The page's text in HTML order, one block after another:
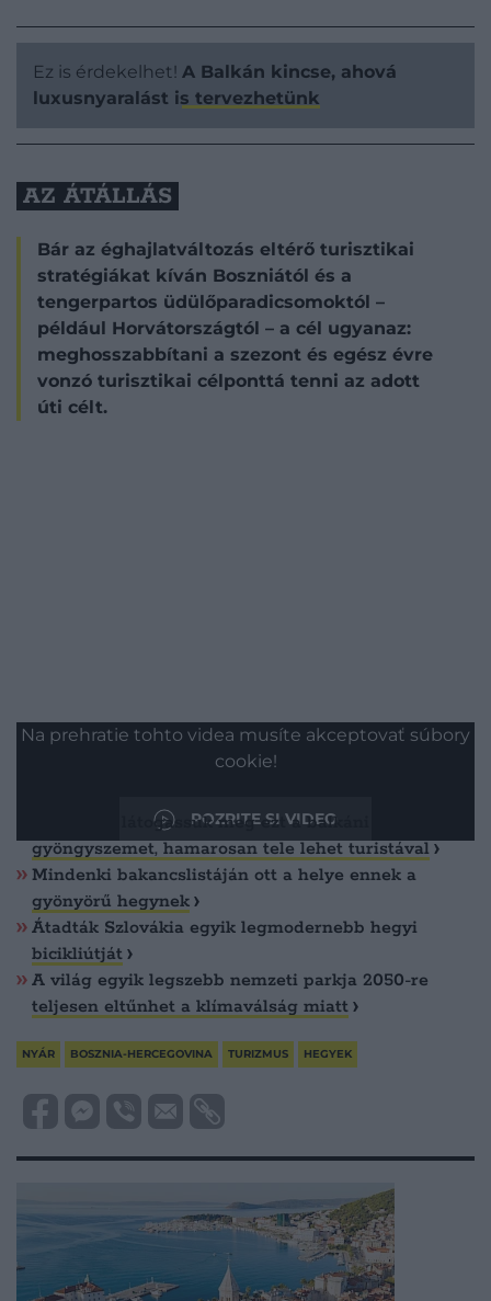
Ez is érdekelhet! A Balkán kincse, ahová
luxusnyaralást is tervezhetünk
AZ ÁTÁLLÁS
Bár az éghajlatváltozás eltérő turisztikai
stratégiákat kíván Boszniától és a
tengerpartos üdülőparadicsomoktól –
például Horvátországtól – a cél ugyanaz:
meghosszabbítani a szezont és egész évre
vonzó turisztikai célponttá tenni az adott
úti célt.
Na prehratie tohto videa musíte akceptovať súbory
cookie!
POZRITE SI VIDEO
Még most látogassuk meg ezt a balkáni
gyöngyszemet, hamarosan tele lehet turistával
Mindenki bakancslistáján ott a helye ennek a
gyönyörű hegynek
Átadták Szlovákia egyik legmodernebb hegyi
bicikliútját
A világ egyik legszebb nemzeti parkja 2050-re
teljesen eltűnhet a klímaválság miatt
NYÁR BOSZNIA-HERCEGOVINA TURIZMUS HEGYEK